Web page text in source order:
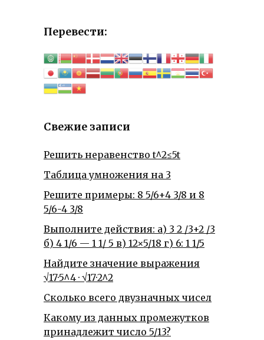
Перевести:
Свежие записи
Решить неравенство t^2≤5t
Таблица умножения на 3
Решите примеры: 8 5/6+4 3/8 и 8
5/6-4 3/8
Выполните действия: а) 3 2 /3+2 /3
б) 4 1/6 — 1 1/ 5 в) 12×5/18 г) 6: 1 1/5
Найдите значение выражения
√17·5^4 · √17·2^2
Сколько всего двузначных чисел
Какому из данных промежутков
принадлежит число 5/13?